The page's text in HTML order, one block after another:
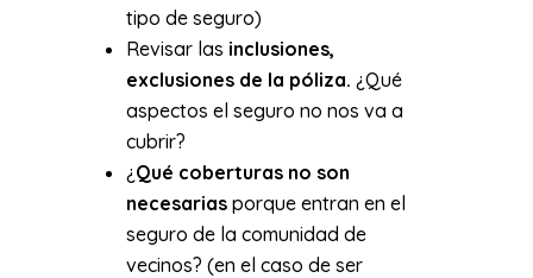
tipo de seguro)
Revisar las inclusiones,
exclusiones de la póliza. ¿Qué
aspectos el seguro no nos va a
cubrir?
¿ Qué coberturas no son
necesarias porque entran en el
seguro de la comunidad de
vecinos? (en el caso de ser